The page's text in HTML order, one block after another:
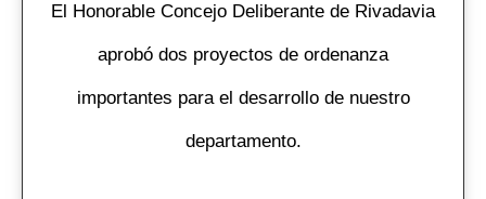
El Honorable Concejo Deliberante de Rivadavia
aprobó dos proyectos de ordenanza
importantes para el desarrollo de nuestro
departamento.